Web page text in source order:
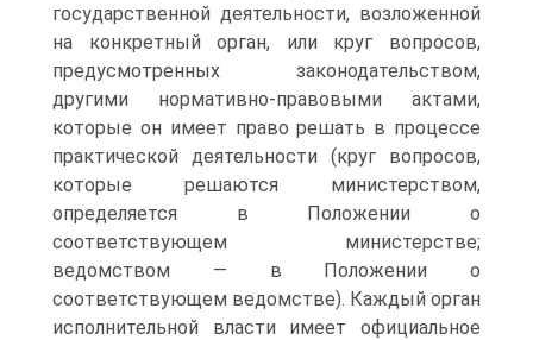
государственной деятельности, возложенной
на конкретный орган, или круг вопросов,
предусмотренных законодательством,
другими нормативно-правовыми актами,
которые он имеет право решать в процессе
практической деятельности (круг вопросов,
которые решаются министерством,
определяется в Положении о
соответствующем министерстве;
ведомством — в Положении о
соответствующем ведомстве). Каждый орган
исполнительной власти имеет официальное